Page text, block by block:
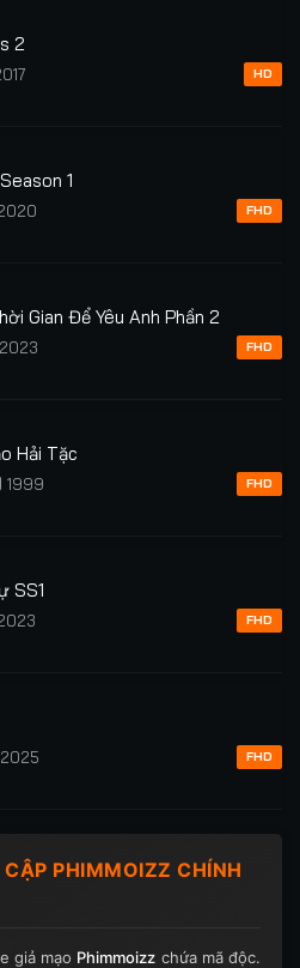
2
HD
1
FHD
Gian Để Yêu Anh Phần 2
2023 FHD
Hải Tặc
1999 FHD
SS1
FHD
2025 FHD
PHIMMOIZZ CHÍNH
giả mạo Phimmoizz chứa mã độc.